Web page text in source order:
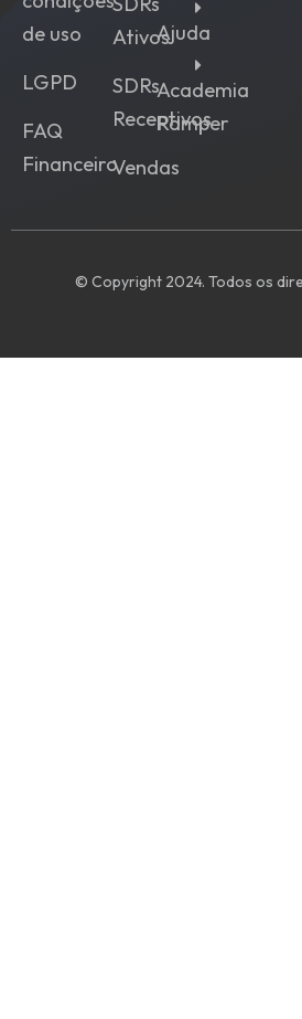
de uso
LGPD
FAQ
Financeiro
Ativos
SDRs
Receptivos
Vendas
Ajuda
Academia
Ramper
© Copyright 2024. Todos os